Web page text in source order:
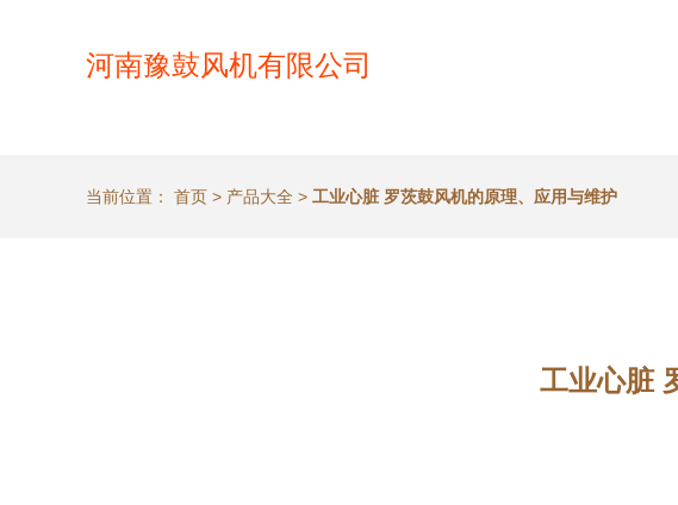
河南豫鼓风机有限公司
当前位置： 首页 > 产品大全 > 工业心脏 罗茨鼓风机的原理、应用与维护
工业心脏